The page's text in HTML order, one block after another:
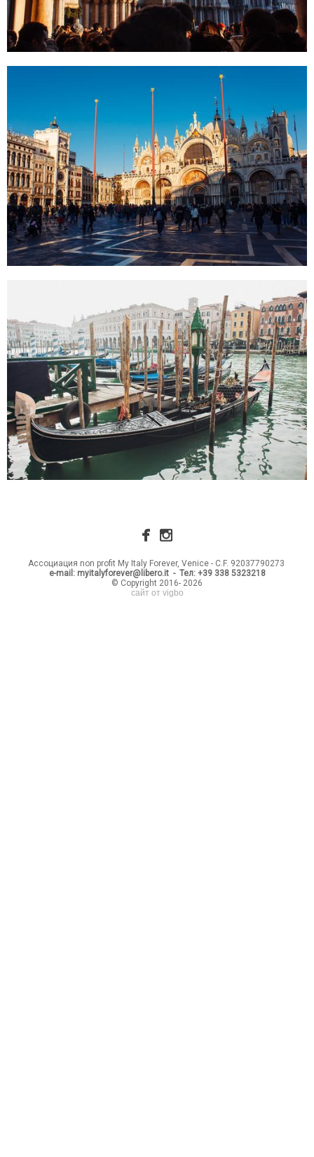
Ассоциация non profit My Italy Forever, Venice - C.F. 92037790273
e-mail: myitalyforever@libero.it - Тел: +39 338 5323218
© Copyright 2016- 2026
сайт от vigbo